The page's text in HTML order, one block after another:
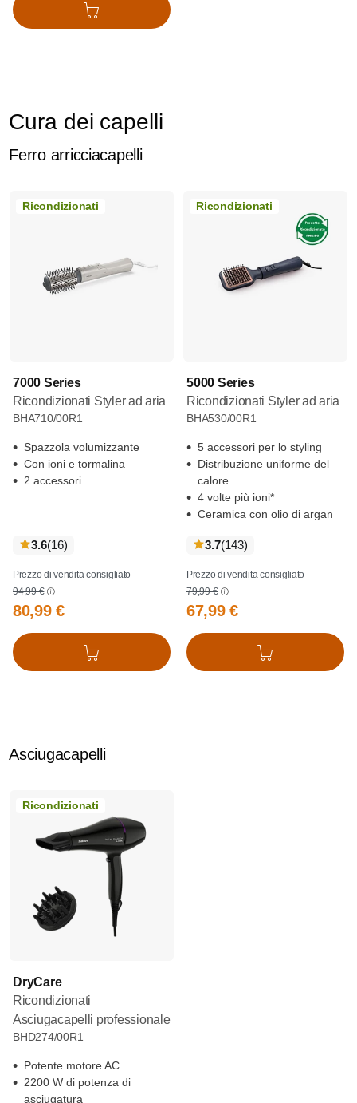
Aggiungi al carrello
Cura dei capelli
Ferro arricciacapelli
Ricondizionati
7000 Series
Ricondizionati Styler ad aria
BHA710/00R1
Spazzola volumizzante
Con ioni e tormalina
2 accessori
3.6(16recensioni
)
Prezzo di vendita consigliato
94,99 €
80,99 €
Aggiungi al carrello
Ricondizionati
5000 Series
Ricondizionati Styler ad aria
BHA530/00R1
5 accessori per lo styling
Distribuzione uniforme del
calore
4 volte più ioni*
Ceramica con olio di argan
3.7(143recensioni
)
Prezzo di vendita consigliato
79,99 €
67,99 €
Aggiungi al carrello
Asciugacapelli
Ricondizionati
DryCare
Ricondizionati
Asciugacapelli professionale
BHD274/00R1
Potente motore AC
2200 W di potenza di
asciugatura